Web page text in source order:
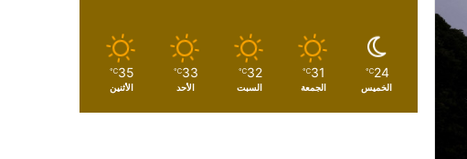
24
℃
الخميس
31
℃
الجمعة
32
℃
السبت
33
℃
الأحد
35
℃
الأثنين